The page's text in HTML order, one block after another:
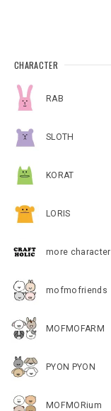
CHARACTER
RAB
SLOTH
KORAT
LORIS
more character
mofmofriends
MOFMOFARM
PYON PYON
MOFMORium